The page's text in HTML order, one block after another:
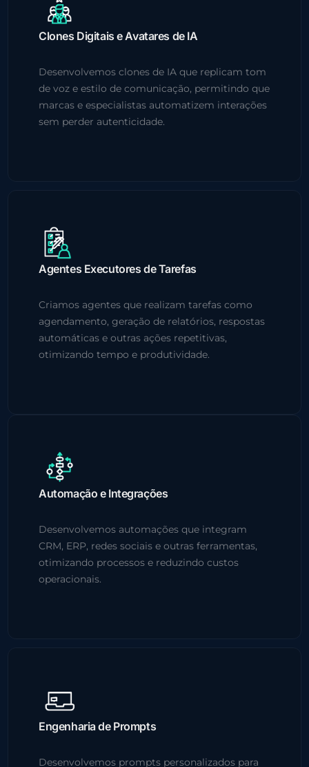
Clones Digitais e Avatares de IA
Desenvolvemos clones de IA que replicam tom
de voz e estilo de comunicação, permitindo que
marcas e especialistas automatizem interações
sem perder autenticidade.
Agentes Executores de Tarefas
Criamos agentes que realizam tarefas como
agendamento, geração de relatórios, respostas
automáticas e outras ações repetitivas,
otimizando tempo e produtividade.
Automação e Integrações
Desenvolvemos automações que integram
CRM, ERP, redes sociais e outras ferramentas,
otimizando processos e reduzindo custos
operacionais.
Engenharia de Prompts
Desenvolvemos prompts personalizados para